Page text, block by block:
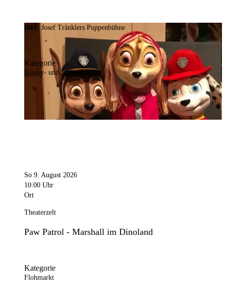
Bild:Josef Tränklers Puppenbühne
Kategorie
Kinder- und Jugendtheater
So 9. August 2026
10:00 Uhr
Ort
Theaterzelt
Paw Patrol - Marshall im Dinoland
Kategorie
Flohmarkt